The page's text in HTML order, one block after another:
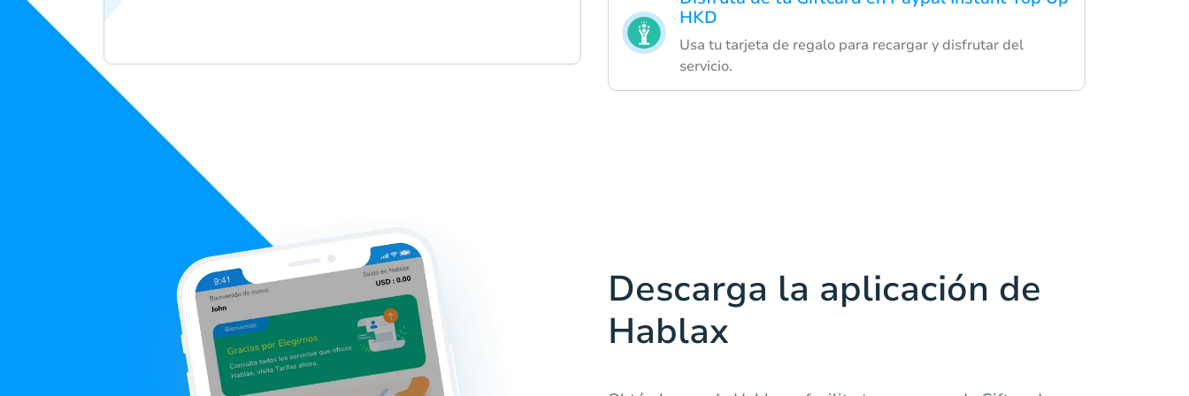
HKD
Usa tu tarjeta de regalo para recargar y disfrutar del
servicio.
Descarga la aplicación de
Hablax